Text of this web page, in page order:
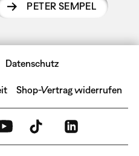
PETER SEMPEL
Datenschutz
Shop-Vertrag widerrufen